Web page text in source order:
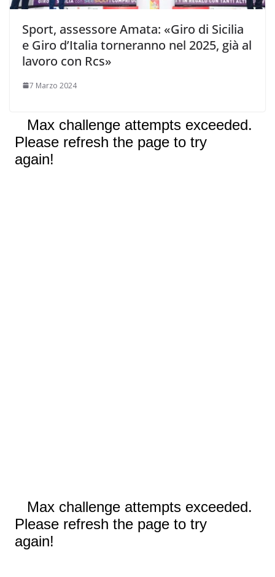
Sport, assessore Amata: «Giro di Sicilia
e Giro d’Italia torneranno nel 2025, già al
lavoro con Rcs»
7 Marzo 2024